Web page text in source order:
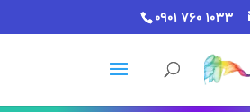
0901 760 1033